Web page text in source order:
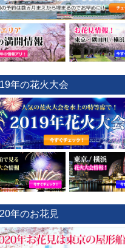
年の花火大会
年のお花見